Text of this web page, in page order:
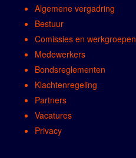
Algemene vergadring
Bestuur
Comissies en werkgroepen
Medewerkers
Bondsreglementen
Klachtenregeling
Partners
Vacatures
Privacy